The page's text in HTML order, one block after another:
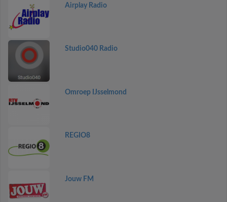
Airplay Radio
Studio040 Radio
Omroep IJsselmond
REGIO8
Jouw FM